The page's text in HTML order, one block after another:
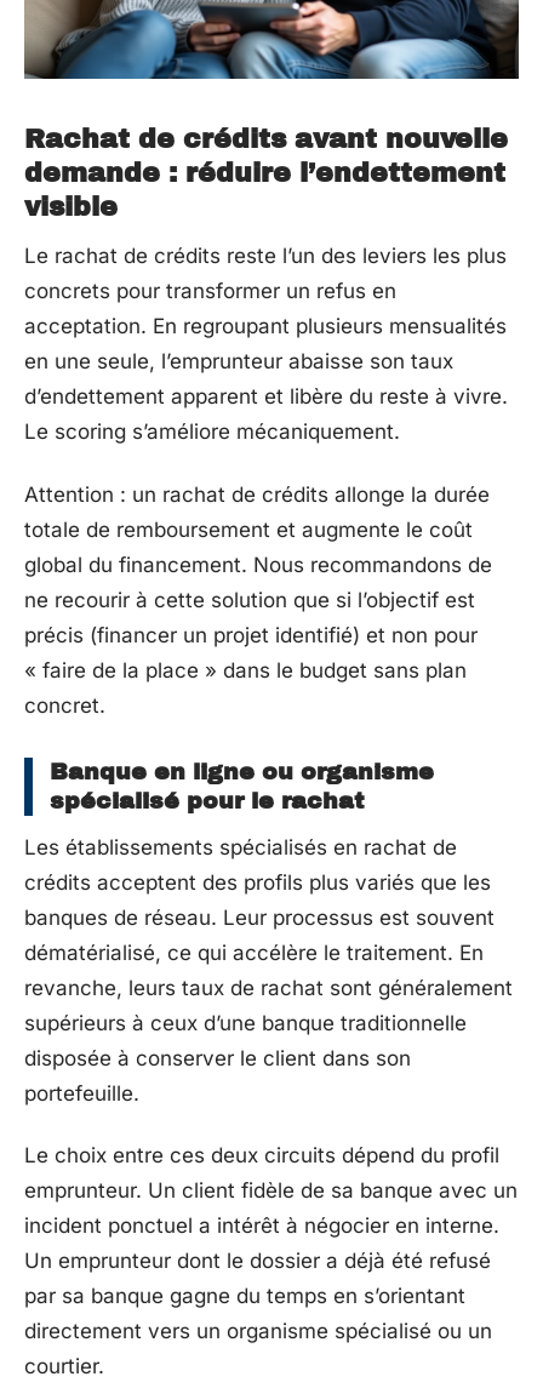
Rachat de crédits avant nouvelle
demande : réduire l’endettement
visible
Le rachat de crédits reste l’un des leviers les plus
concrets pour transformer un refus en
acceptation. En regroupant plusieurs mensualités
en une seule, l’emprunteur abaisse son taux
d’endettement apparent et libère du reste à vivre.
Le scoring s’améliore mécaniquement.
Attention : un rachat de crédits allonge la durée
totale de remboursement et augmente le coût
global du financement. Nous recommandons de
ne recourir à cette solution que si l’objectif est
précis (financer un projet identifié) et non pour
« faire de la place » dans le budget sans plan
concret.
Banque en ligne ou organisme
spécialisé pour le rachat
Les établissements spécialisés en rachat de
crédits acceptent des profils plus variés que les
banques de réseau. Leur processus est souvent
dématérialisé, ce qui accélère le traitement. En
revanche, leurs taux de rachat sont généralement
supérieurs à ceux d’une banque traditionnelle
disposée à conserver le client dans son
portefeuille.
Le choix entre ces deux circuits dépend du profil
emprunteur. Un client fidèle de sa banque avec un
incident ponctuel a intérêt à négocier en interne.
Un emprunteur dont le dossier a déjà été refusé
par sa banque gagne du temps en s’orientant
directement vers un organisme spécialisé ou un
courtier.